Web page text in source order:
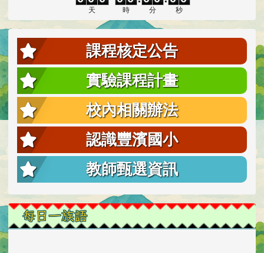
天 時 分 秒
課程核定公告
實驗課程計畫
校內相關辦法
認識豐濱國小
教師甄選資訊
每日一族語